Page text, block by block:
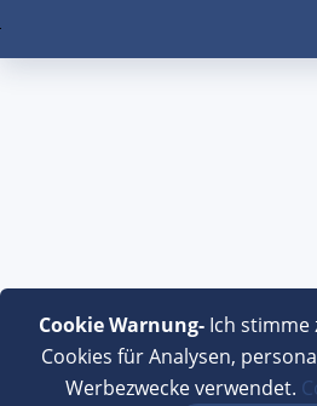
Cookie Warnung- Ich stimme
Cookies für Analysen,
Werbezwecke verwendet.